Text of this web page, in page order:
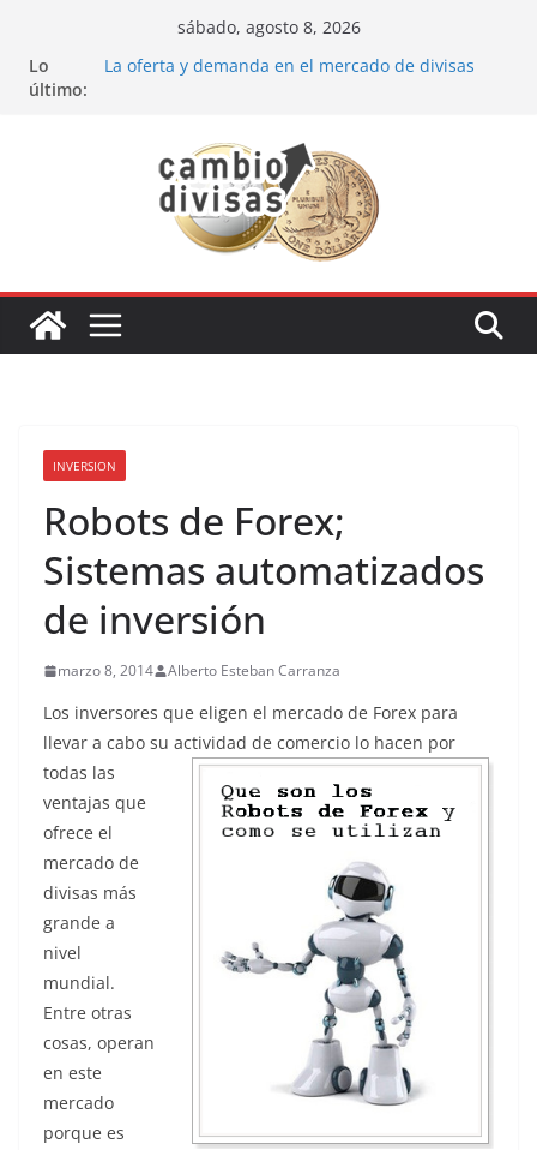
contenido
sábado, agosto 8, 2026
Lo
último:
La oferta y demanda en el mercado de divisas
Oportunidades de inversión en el sector petrolero
en 2024
Los bancos más recomendados para invertir en
Estrategia de los soldados Forex
INVERSION
Robots de Forex;
Sistemas automatizados
de inversión
marzo 8, 2014 Alberto Esteban Carranza
Los inversores que eligen el mercado de Forex para
llevar a cabo su actividad de comercio lo hacen por
todas las
ventajas que
ofrece el
mercado de
divisas más
grande a
nivel
mundial.
Entre otras
cosas, operan
en este
mercado
porque es